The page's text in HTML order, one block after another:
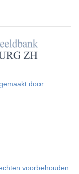
door:
voorbehouden